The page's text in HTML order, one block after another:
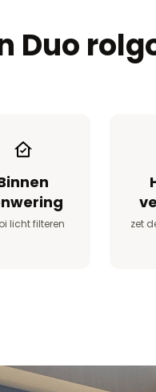
Duo
licht filteren
zet